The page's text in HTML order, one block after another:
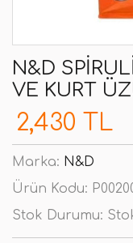
N&D
VE KURT
2,430 TL
Marka: N&D
Ürün Kodu:
Stok Durumu: